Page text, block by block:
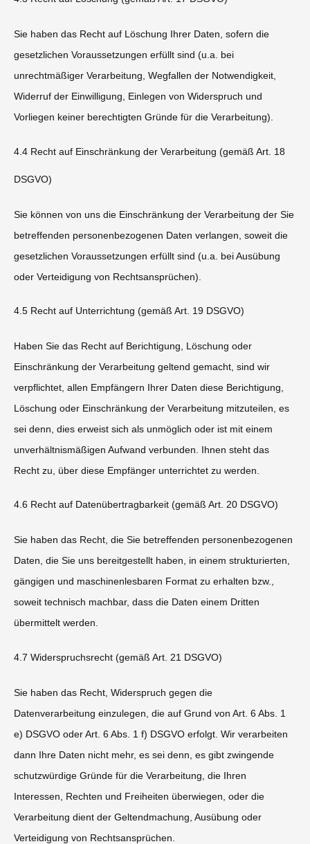
Sie haben das Recht auf Löschung Ihrer Daten, sofern die
gesetzlichen Voraussetzungen erfüllt sind (u.a. bei
unrechtmäßiger Verarbeitung, Wegfallen der Notwendigkeit,
Widerruf der Einwilligung, Einlegen von Widerspruch und
Vorliegen keiner berechtigten Gründe für die Verarbeitung).
4.4 Recht auf Einschränkung der Verarbeitung (gemäß Art. 18
DSGVO)
Sie können von uns die Einschränkung der Verarbeitung der Sie
betreffenden personenbezogenen Daten verlangen, soweit die
gesetzlichen Voraussetzungen erfüllt sind (u.a. bei Ausübung
oder Verteidigung von Rechtsansprüchen).
4.5 Recht auf Unterrichtung (gemäß Art. 19 DSGVO)
Haben Sie das Recht auf Berichtigung, Löschung oder
Einschränkung der Verarbeitung geltend gemacht, sind wir
verpflichtet, allen Empfängern Ihrer Daten diese Berichtigung,
Löschung oder Einschränkung der Verarbeitung mitzuteilen, es
sei denn, dies erweist sich als unmöglich oder ist mit einem
unverhältnismäßigen Aufwand verbunden. Ihnen steht das
Recht zu, über diese Empfänger unterrichtet zu werden.
4.6 Recht auf Datenübertragbarkeit (gemäß Art. 20 DSGVO)
Sie haben das Recht, die Sie betreffenden personenbezogenen
Daten, die Sie uns bereitgestellt haben, in einem strukturierten,
gängigen und maschinenlesbaren Format zu erhalten bzw.,
soweit technisch machbar, dass die Daten einem Dritten
übermittelt werden.
4.7 Widerspruchsrecht (gemäß Art. 21 DSGVO)
Sie haben das Recht, Widerspruch gegen die
Datenverarbeitung einzulegen, die auf Grund von Art. 6 Abs. 1
e) DSGVO oder Art. 6 Abs. 1 f) DSGVO erfolgt. Wir verarbeiten
dann Ihre Daten nicht mehr, es sei denn, es gibt zwingende
schutzwürdige Gründe für die Verarbeitung, die Ihren
Interessen, Rechten und Freiheiten überwiegen, oder die
Verarbeitung dient der Geltendmachung, Ausübung oder
Verteidigung von Rechtsansprüchen.